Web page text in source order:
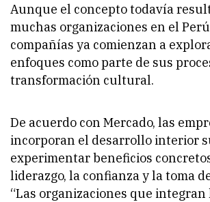
Aunque el concepto todavía
muchas organizaciones en el
compañías ya comienzan a
enfoques como parte de sus
transformación cultural.
De acuerdo con Mercado, las
incorporan el desarrollo interior
experimentar beneficios
liderazgo, la confianza y la toma
“Las organizaciones que integran